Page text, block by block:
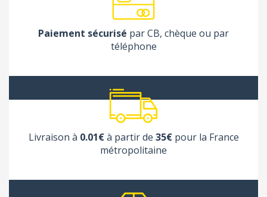
Paiement sécurisé par CB, chèque ou par
téléphone
Livraison à 0.01€à partir de 35€pour la France
métropolitaine